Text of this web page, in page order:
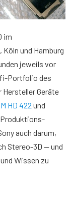
im
und Hamburg
jeweils vor
Portfolio des
Geräte
HD 422 und
Produktions-
auch darum,
Stereo-3D — und
Wissen zu